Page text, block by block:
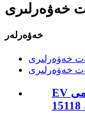
خەۋەرلىرى
خەۋەرلەر
خەۋەرلىرى
خەۋەرلىرى
EV توك قاچىلاش ئۆلچىمى OCPP ISO